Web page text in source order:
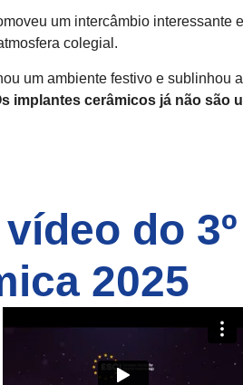
um intercâmbio interessante
colegial.
um ambiente festivo e sublinhou
implantes cerâmicos já não são
do
2025